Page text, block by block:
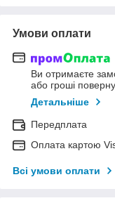
Умови оплати
Ви отримаєте
або гроші
Детальніше
Передплата
Оплата картою
Всі умови оплати